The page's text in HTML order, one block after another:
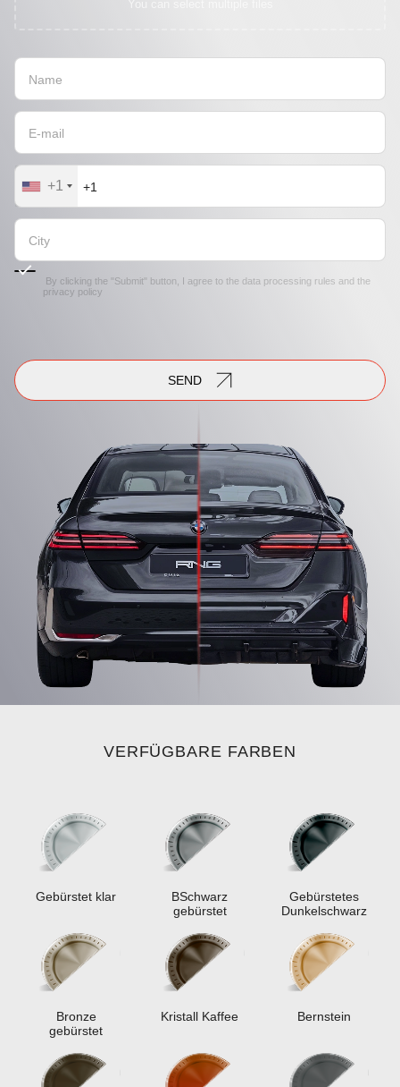
+1
By clicking the "Submit" button, I agree to the data processing rules and the
privacy policy
SEND
VERFÜGBARE FARBEN
Gebürstet klar
ВSchwarz
gebürstet
Gebürstetes
Dunkelschwarz
Bronze
gebürstet
Kristall Kaffee Bernstein